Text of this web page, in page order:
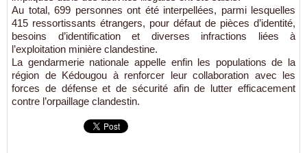
Au total, 699 personnes ont été interpellées, parmi lesquelles
415 ressortissants étrangers, pour défaut de pièces d’identité,
besoins d’identification et diverses infractions liées à
l’exploitation minière clandestine.
La gendarmerie nationale appelle enfin les populations de la
région de Kédougou à renforcer leur collaboration avec les
forces de défense et de sécurité afin de lutter efficacement
contre l’orpaillage clandestin.